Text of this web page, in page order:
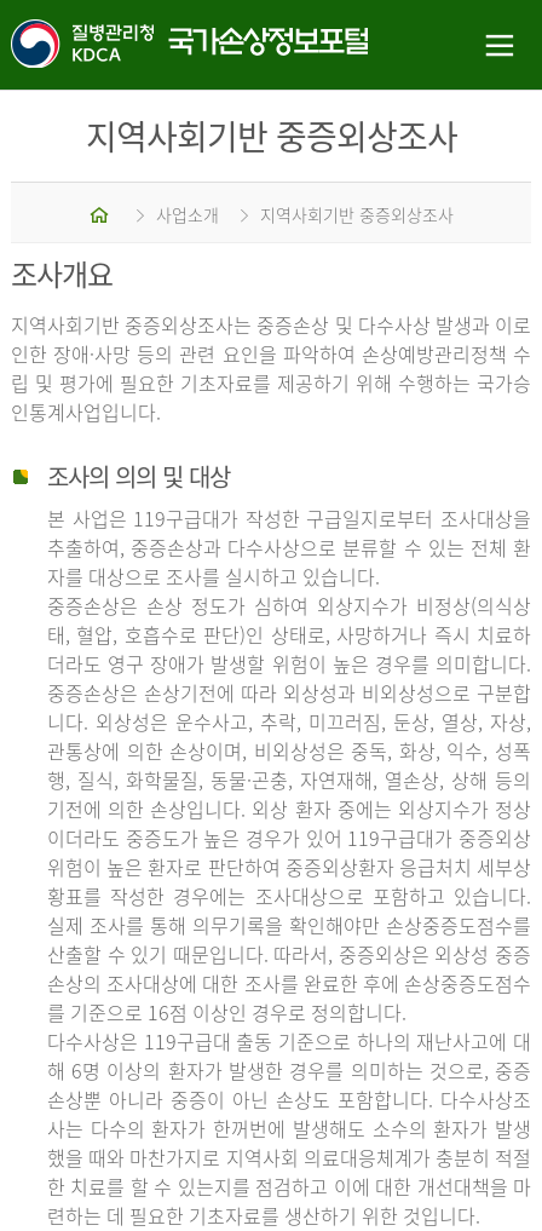
지역사회기반 중증외상조사
홈 사업소개 지역사회기반 중증외상조사
조사개요
지역사회기반 중증외상조사는 중증손상 및 다수사상 발생과 이로
인한 장애·사망 등의 관련 요인을 파악하여 손상예방관리정책 수
립 및 평가에 필요한 기초자료를 제공하기 위해 수행하는 국가승
인통계사업입니다.
조사의 의의 및 대상
본 사업은 119구급대가 작성한 구급일지로부터 조사대상을
추출하여, 중증손상과 다수사상으로 분류할 수 있는 전체 환
자를 대상으로 조사를 실시하고 있습니다.
중증손상은 손상 정도가 심하여 외상지수가 비정상(의식상
태, 혈압, 호흡수로 판단)인 상태로, 사망하거나 즉시 치료하
더라도 영구 장애가 발생할 위험이 높은 경우를 의미합니다.
중증손상은 손상기전에 따라 외상성과 비외상성으로 구분합
니다. 외상성은 운수사고, 추락, 미끄러짐, 둔상, 열상, 자상,
관통상에 의한 손상이며, 비외상성은 중독, 화상, 익수, 성폭
행, 질식, 화학물질, 동물·곤충, 자연재해, 열손상, 상해 등의
기전에 의한 손상입니다. 외상 환자 중에는 외상지수가 정상
이더라도 중증도가 높은 경우가 있어 119구급대가 중증외상
위험이 높은 환자로 판단하여 중증외상환자 응급처치 세부상
황표를 작성한 경우에는 조사대상으로 포함하고 있습니다.
실제 조사를 통해 의무기록을 확인해야만 손상중증도점수를
산출할 수 있기 때문입니다. 따라서, 중증외상은 외상성 중증
손상의 조사대상에 대한 조사를 완료한 후에 손상중증도점수
를 기준으로 16점 이상인 경우로 정의합니다.
다수사상은 119구급대 출동 기준으로 하나의 재난사고에 대
해 6명 이상의 환자가 발생한 경우를 의미하는 것으로, 중증
손상뿐 아니라 중증이 아닌 손상도 포함합니다. 다수사상조
사는 다수의 환자가 한꺼번에 발생해도 소수의 환자가 발생
했을 때와 마찬가지로 지역사회 의료대응체계가 충분히 적절
한 치료를 할 수 있는지를 점검하고 이에 대한 개선대책을 마
련하는 데 필요한 기초자료를 생산하기 위한 것입니다.